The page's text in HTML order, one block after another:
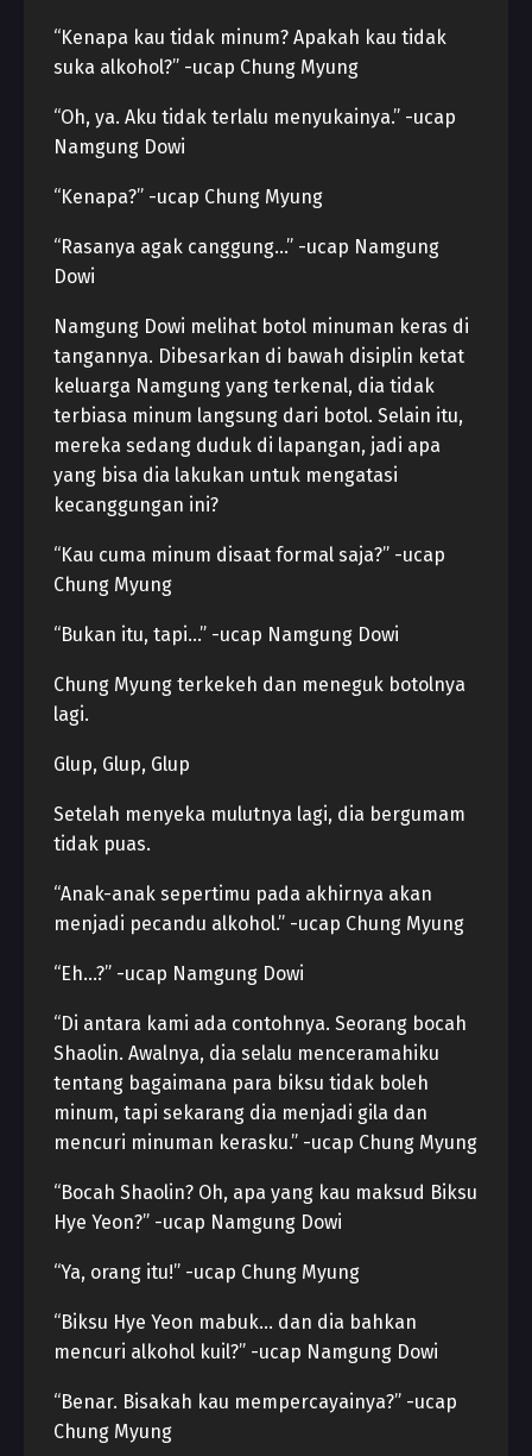
“Kenapa kau tidak minum? Apakah kau tidak
suka alkohol?” -ucap Chung Myung
“Oh, ya. Aku tidak terlalu menyukainya.” -ucap
Namgung Dowi
“Kenapa?” -ucap Chung Myung
“Rasanya agak canggung…” -ucap Namgung
Dowi
Namgung Dowi melihat botol minuman keras di
tangannya. Dibesarkan di bawah disiplin ketat
keluarga Namgung yang terkenal, dia tidak
terbiasa minum langsung dari botol. Selain itu,
mereka sedang duduk di lapangan, jadi apa
yang bisa dia lakukan untuk mengatasi
kecanggungan ini?
“Kau cuma minum disaat formal saja?” -ucap
Chung Myung
“Bukan itu, tapi…” -ucap Namgung Dowi
Chung Myung terkekeh dan meneguk botolnya
lagi.
Glup, Glup, Glup
Setelah menyeka mulutnya lagi, dia bergumam
tidak puas.
“Anak-anak sepertimu pada akhirnya akan
menjadi pecandu alkohol.” -ucap Chung Myung
“Eh…?” -ucap Namgung Dowi
“Di antara kami ada contohnya. Seorang bocah
Shaolin. Awalnya, dia selalu menceramahiku
tentang bagaimana para biksu tidak boleh
minum, tapi sekarang dia menjadi gila dan
mencuri minuman kerasku.” -ucap Chung Myung
“Bocah Shaolin? Oh, apa yang kau maksud Biksu
Hye Yeon?” -ucap Namgung Dowi
“Ya, orang itu!” -ucap Chung Myung
“Biksu Hye Yeon mabuk… dan dia bahkan
mencuri alkohol kuil?” -ucap Namgung Dowi
“Benar. Bisakah kau mempercayainya?” -ucap
Chung Myung